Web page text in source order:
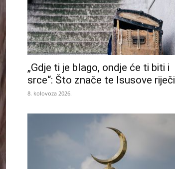
„Gdje ti je blago, ondje će ti biti i
srce“: Što znače te Isusove riječi
8. kolovoza 2026.